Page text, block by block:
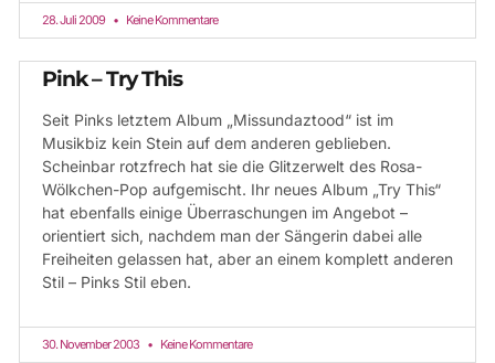
28. Juli 2009 Keine Kommentare
Pink – Try This
Seit Pinks letztem Album „Missundaztood“ ist im
Musikbiz kein Stein auf dem anderen geblieben.
Scheinbar rotzfrech hat sie die Glitzerwelt des Rosa-
Wölkchen-Pop aufgemischt. Ihr neues Album „Try This“
hat ebenfalls einige Überraschungen im Angebot –
orientiert sich, nachdem man der Sängerin dabei alle
Freiheiten gelassen hat, aber an einem komplett anderen
Stil – Pinks Stil eben.
30. November 2003 Keine Kommentare